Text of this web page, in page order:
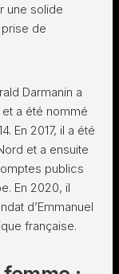
une solide
de
Darmanin a
a été nommé
En 2017, il a été
et a ensuite
publics
En 2020, il
d’Emmanuel
française.